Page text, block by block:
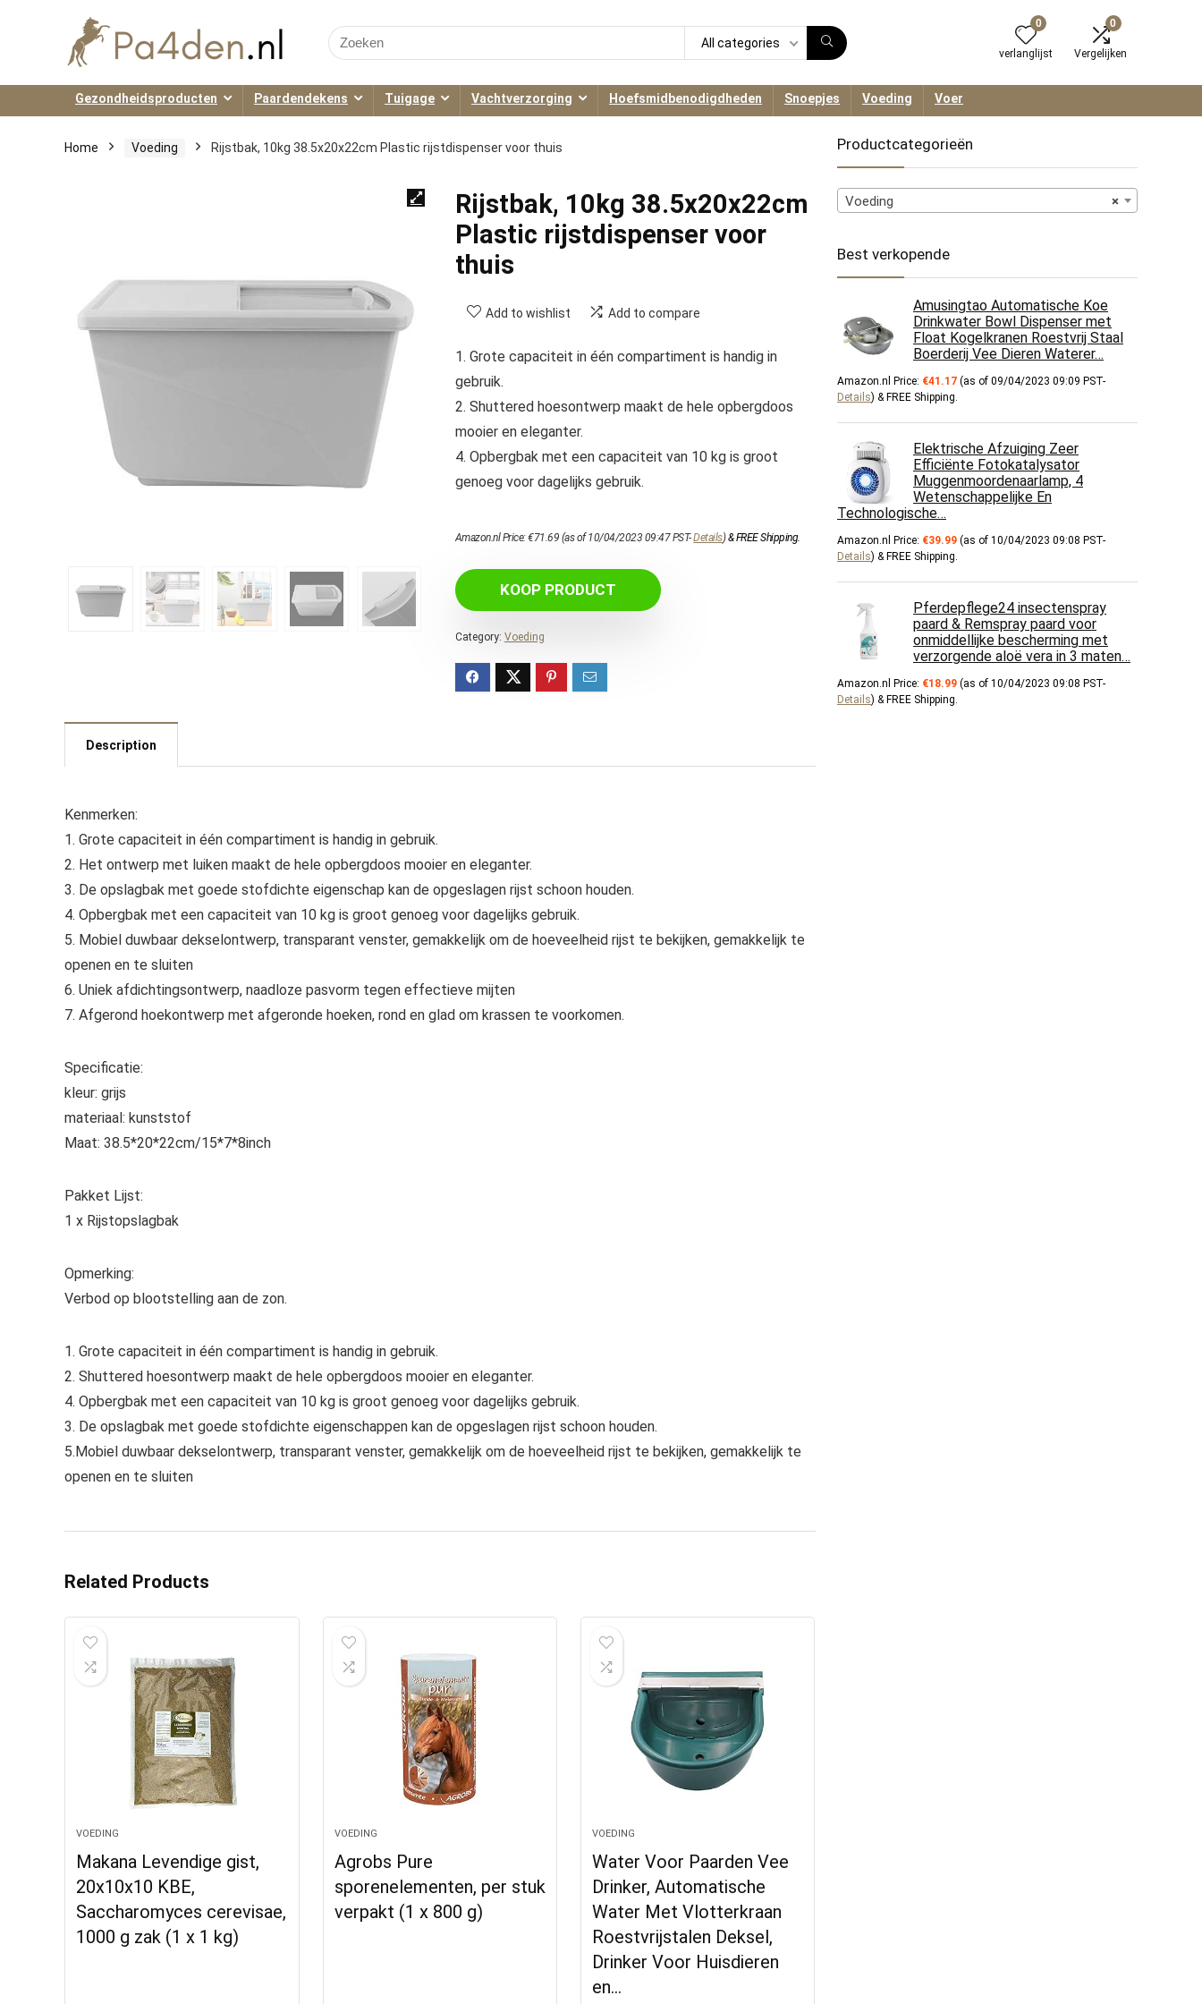
Search
for:
All categories
0
verlanglijst
0
Vergelijken
Gezondheidsproducten Paardendekens Tuigage Vachtverzorging Hoefsmidbenodigdheden Snoepjes Voeding Voer
Home Voeding Rijstbak, 10kg 38.5x20x22cm Plastic rijstdispenser voor thuis
Rijstbak, 10kg 38.5x20x22cm
Plastic rijstdispenser voor
thuis
Add to wishlist Add to compare
1. Grote capaciteit in één compartiment is handig in
gebruik.
2. Shuttered hoesontwerp maakt de hele opbergdoos
mooier en eleganter.
4. Opbergbak met een capaciteit van 10 kg is groot
genoeg voor dagelijks gebruik.
Amazon.nl Price:€71.69 (as of 10/04/2023 09:47 PST-Details)&FREE Shipping.
KOOP PRODUCT
Category: Voeding
Description
Kenmerken:
1. Grote capaciteit in één compartiment is handig in gebruik.
2. Het ontwerp met luiken maakt de hele opbergdoos mooier en eleganter.
3. De opslagbak met goede stofdichte eigenschap kan de opgeslagen rijst schoon houden.
4. Opbergbak met een capaciteit van 10 kg is groot genoeg voor dagelijks gebruik.
5. Mobiel duwbaar dekselontwerp, transparant venster, gemakkelijk om de hoeveelheid rijst te bekijken, gemakkelijk te
openen en te sluiten
6. Uniek afdichtingsontwerp, naadloze pasvorm tegen effectieve mijten
7. Afgerond hoekontwerp met afgeronde hoeken, rond en glad om krassen te voorkomen.
Specificatie:
kleur: grijs
materiaal: kunststof
Maat: 38.5*20*22cm/15*7*8inch
Pakket Lijst:
1 x Rijstopslagbak
Opmerking:
Verbod op blootstelling aan de zon.
1. Grote capaciteit in één compartiment is handig in gebruik.
2. Shuttered hoesontwerp maakt de hele opbergdoos mooier en eleganter.
4. Opbergbak met een capaciteit van 10 kg is groot genoeg voor dagelijks gebruik.
3. De opslagbak met goede stofdichte eigenschappen kan de opgeslagen rijst schoon houden.
5.Mobiel duwbaar dekselontwerp, transparant venster, gemakkelijk om de hoeveelheid rijst te bekijken, gemakkelijk te
openen en te sluiten
Related Products
VOEDING
Makana Levendige gist,
20x10x10 KBE,
Saccharomyces cerevisae,
1000 g zak (1 x 1 kg)
VOEDING
Agrobs Pure
sporenelementen, per stuk
verpakt (1 x 800 g)
VOEDING
Water Voor Paarden Vee
Drinker, Automatische
Water Met Vlotterkraan
Roestvrijstalen Deksel,
Drinker Voor Huisdieren
en…
Productcategorieën
×
Voeding
Best verkopende
Amusingtao Automatische Koe
Drinkwater Bowl Dispenser met
Float Kogelkranen Roestvrij Staal
Boerderij Vee Dieren Waterer…
Amazon.nl Price: €41.17 (as of 09/04/2023 09:09 PST-
Details) & FREE Shipping.
Elektrische Afzuiging Zeer
Efficiënte Fotokatalysator
Muggenmoordenaarlamp, 4
Wetenschappelijke En
Technologische…
Amazon.nl Price: €39.99 (as of 10/04/2023 09:08 PST-
Details) & FREE Shipping.
Pferdepflege24 insectenspray
paard & Remspray paard voor
onmiddellijke bescherming met
verzorgende aloë vera in 3 maten…
Amazon.nl Price: €18.99 (as of 10/04/2023 09:08 PST-
Details) & FREE Shipping.